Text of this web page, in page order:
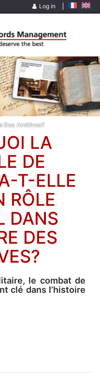
Log in
De Fréteval A-T-Elle
Des Archives?
LA
DE
T-ELLE
RÔLE
DANS
DES
le combat de
clé dans l’histoire